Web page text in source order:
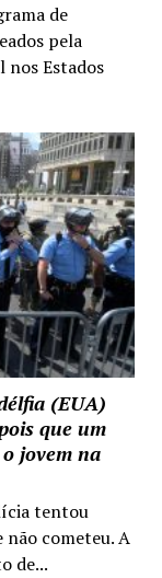
de
pela
nos Estados
(EUA)
que um
jovem na
tentou
cometeu. A
de...